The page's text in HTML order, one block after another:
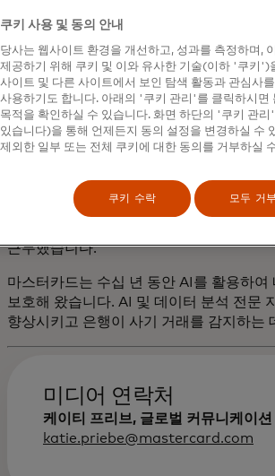
창출할 수 있는 기회는 매우 흥미진진합
Greg Ulrich는 말합니다. "Janet의 리더
결합되어 이 흥미진진한 새 직책을 잘 수
조지는 마스터카드의 가장 중요한 AI 및
오브 엑설런스를 이끌게 됩니다. 또한 조
지원하기 위한 기술, 툴, 인프라를 구축하
"AI와 데이터는 단순한 도구가 아니라 우
강화한다는 마스터카드의 사명에 기여할
근무했습니다.
마스터카드는 수십 년 동안 AI를 활용하
보호해 왔습니다. AI 및 데이터 분석 전문
향상시키고 은행이 사기 거래를 감지하는
미디어 연락처
케이티 프리브, 글로벌 커뮤니케이
katie.priebe@mastercard.com
쿠키 사용 및 동의 안내
당사는 웹사이트 환경을 개선하고, 성과를 측정하며,
제공하기 위해 쿠키 및 이와 유사한 기술(이하 '쿠키')
사이트 및 다른 사이트에서 보인 탐색 활동과 관심사
사용하기도 합니다. 아래의 '쿠키 관리'를 클릭하시면
목적을 확인하실 수 있습니다. 화면 하단의 '쿠키 관
있습니다)을 통해 언제든지 동의 설정을 변경하실 수
제외한 일부 또는 전체 쿠키에 대한 동의를 거부하실
쿠키 수락 모두 거부